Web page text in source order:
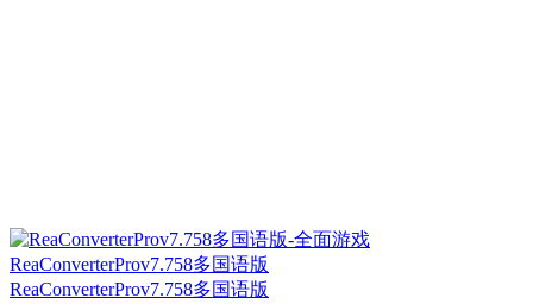
ReaConverterProv7.758多国语版
ReaConverterProv7.758多国语版